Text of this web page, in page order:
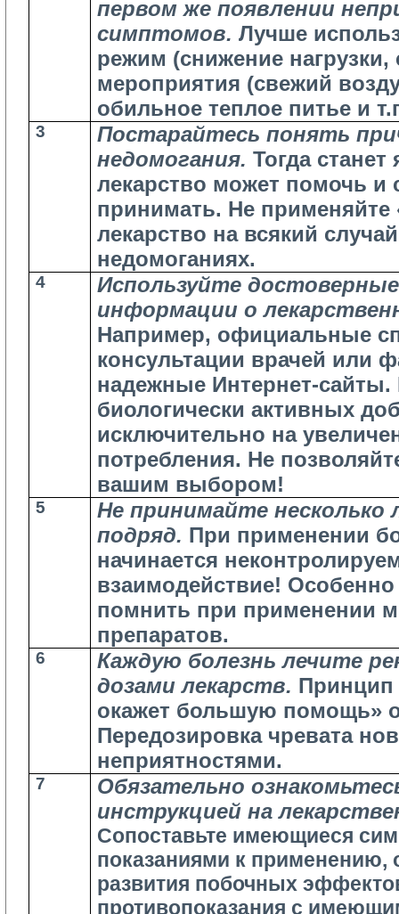
первом же появлении
симптомов. Лучше
режим (снижение
мероприятия (свежий
обильное теплое питье и
3
Постарайтесь понять
недомогания. Тогда станет
лекарство может помочь и
принимать. Не
лекарство на всякий
недомоганиях.
4
Используйте
информации о
Например, официальные
консультации врачей или
надежные Интернет-сайты.
биологически активных
исключительно на
потребления. Не
вашим выбором!
5
Не принимайте несколько
подряд. При применении
начинается
взаимодействие!
помнить при применении
препаратов.
6
Каждую болезнь лечите
дозами лекарств. Принцип
окажет большую помощь»
Передозировка чревата
неприятностями.
7
Обязательно
инструкцией на
Сопоставьте имеющиеся
показаниями к применению,
развития побочных
противопоказания с